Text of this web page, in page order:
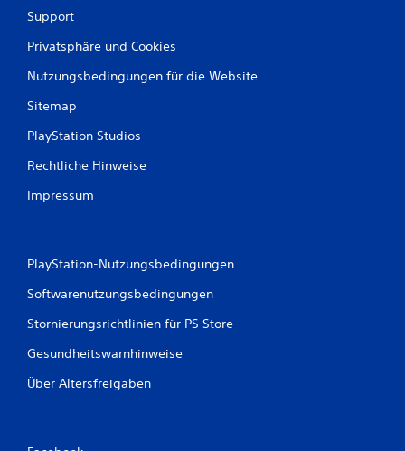
Support
Privatsphäre und Cookies
Nutzungsbedingungen für die Website
Sitemap
PlayStation Studios
Rechtliche Hinweise
Impressum
PlayStation-Nutzungsbedingungen
Softwarenutzungsbedingungen
Stornierungsrichtlinien für PS Store
Gesundheitswarnhinweise
Über Altersfreigaben